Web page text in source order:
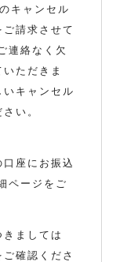
キャンセル
請求させて
連絡なく欠
ただきま
キャンセル
い。
座にお振込
ページをご
ましては
確認くださ